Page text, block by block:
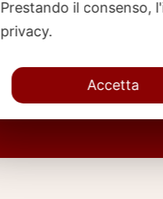
Prestando il consenso,
privacy.
Accetta